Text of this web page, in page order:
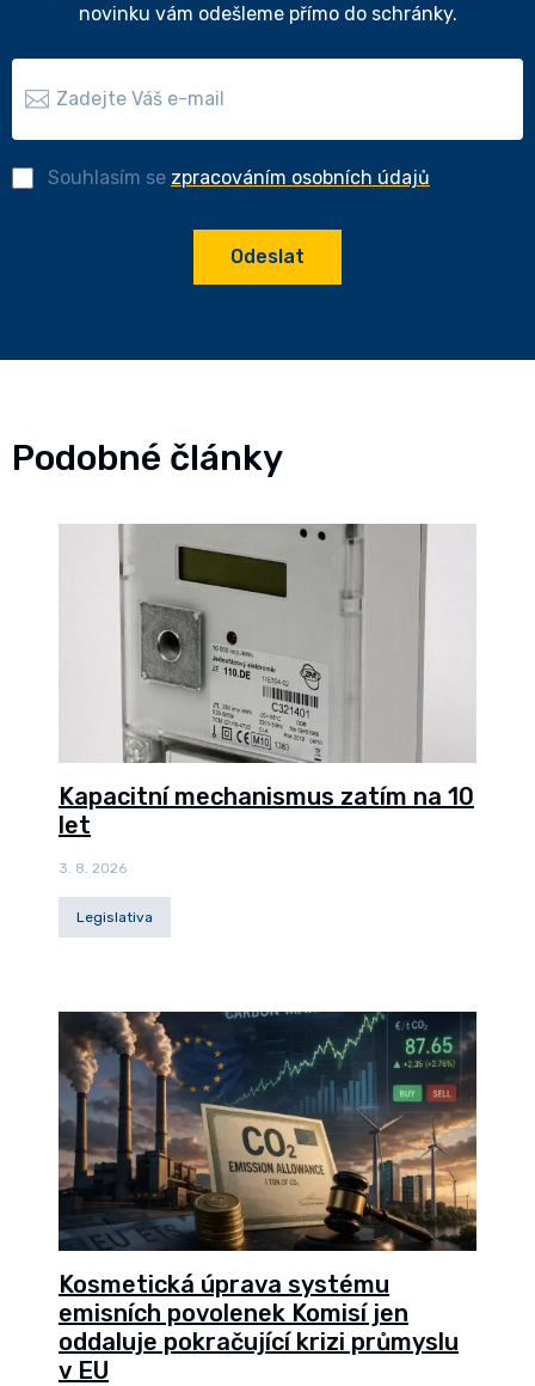
novinku vám odešleme přímo do schránky.
Odeslat
Souhlasím se zpracováním osobních údajů
Podobné články
Kapacitní mechanismus zatím na 10
let
3. 8. 2026
Legislativa
Kosmetická úprava systému
emisních povolenek Komisí jen
oddaluje pokračující krizi průmyslu
v EU